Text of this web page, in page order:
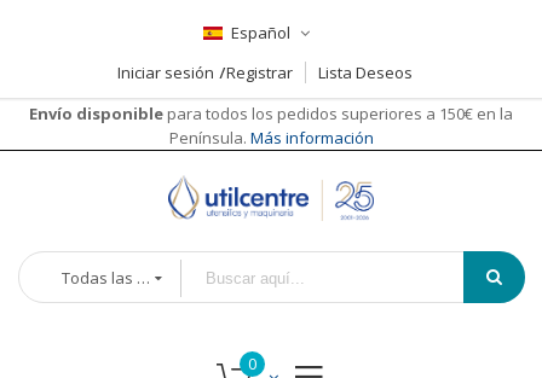
Español
Iniciar sesión
Registrar
Lista Deseos
Envío disponible para todos los pedidos superiores a 150€ en la
Península. Más información
Todas las categorías